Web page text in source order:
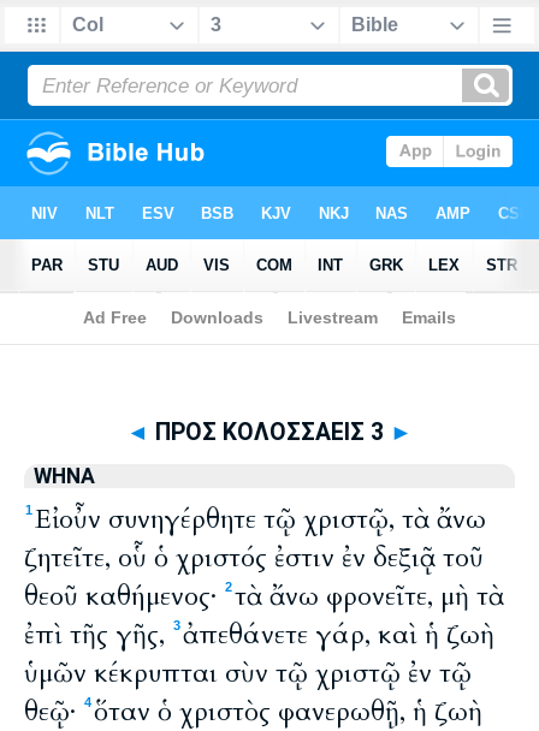
Biblia> WHNA> ΠΡΟΣ ΚΟΛΟΣΣΑΕΙΣ 3
◄ ΠΡΟΣ ΚΟΛΟΣΣΑΕΙΣ 3 ►
WHNA
1Εἰ οὖν συνηγέρθητε τῷ χριστῷ, τὰ ἄνω
ζητεῖτε, οὗ ὁ χριστός ἐστιν ἐν δεξιᾷ τοῦ
θεοῦ καθήμενος·
2τὰ ἄνω φρονεῖτε, μὴ τὰ
ἐπὶ τῆς γῆς,
3ἀπεθάνετε γάρ, καὶ ἡ ζωὴ
ὑμῶν κέκρυπται σὺν τῷ χριστῷ ἐν τῷ
θεῷ·
4ὅταν ὁ χριστὸς φανερωθῇ, ἡ ζωὴ